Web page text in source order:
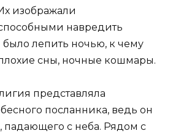
изображали
навредить
было лепить ночью, к чему
сны, ночные кошмары.
представляла
посланника, ведь он
падающего с неба. Рядом с